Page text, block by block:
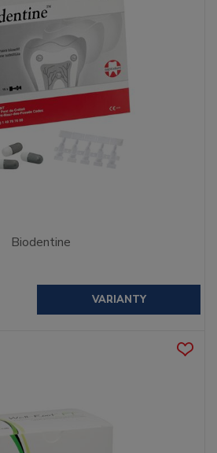
Biodentine
VARIANTY